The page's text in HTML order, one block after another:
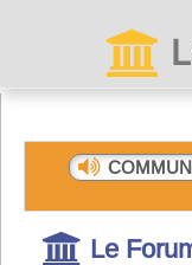
Connexion
Abonnez-vous
Le